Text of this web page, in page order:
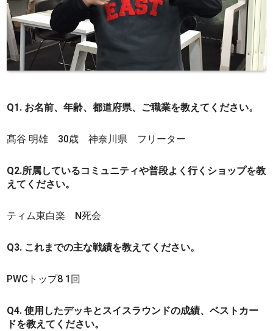
Q1. お名前、年齢、都道府県、ご職業を教えてください。
髙谷 明雄 30歳 神奈川県 フリーター
Q2.所属しているコミュニティや普段よく行くショップを教
えてください。
ティム東白楽 N死会
Q3. これまでの主な戦績を教えてください。
PWCトップ8 1回
Q4. 使用したデッキとスイスラウンドの成績、ベストカー
ドを教えてください。